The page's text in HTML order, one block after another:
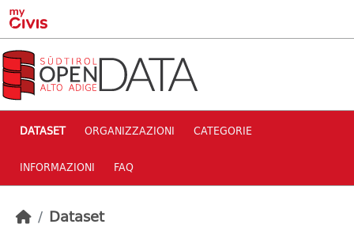
Skip to main content
DATASET ORGANIZZAZIONI CATEGORIE
INFORMAZIONI FAQ
Dataset